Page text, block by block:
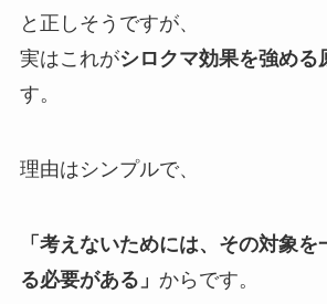
と正しそうですが、
実はこれがシロクマ効果を強める
す。
理由はシンプルで、
「考えないためには、その対象
る必要がある」 からです。